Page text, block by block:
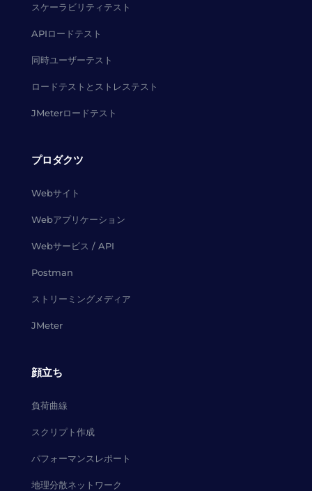
スケーラビリティテスト
APIロードテスト
同時ユーザーテスト
ロードテストとストレステスト
JMeterロードテスト
プロダクツ
Webサイト
Webアプリケーション
Webサービス / API
Postman
ストリーミングメディア
JMeter
顔立ち
負荷曲線
スクリプト作成
パフォーマンスレポート
地理分散ネットワーク